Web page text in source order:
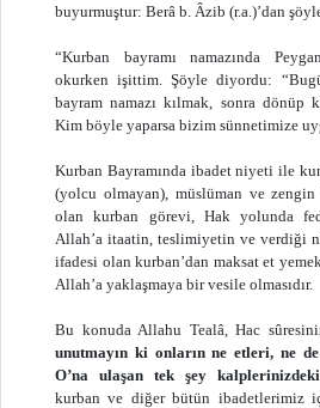
buyurmuştur: Berâ b. Âzib (r.a.)’dan
“Kurban bayramı namazında
okurken işittim. Şöyle diyordu:
bayram namazı kılmak, sonra dönüp
Kim böyle yaparsa bizim sünnetimize
Kurban Bayramında ibadet niyeti ile
(yolcu olmayan), müslüman ve
olan kurban görevi, Hak yolunda
Allah’a itaatin, teslimiyetin ve verdiği
ifadesi olan kurban’dan maksat et
Allah’a yaklaşmaya bir vesile olmasıdır.
Bu konuda Allahu Tealâ, Hac
unutmayın ki onların ne etleri, ne
O’na ulaşan tek şey
kurban ve diğer bütün ibadetlerimiz